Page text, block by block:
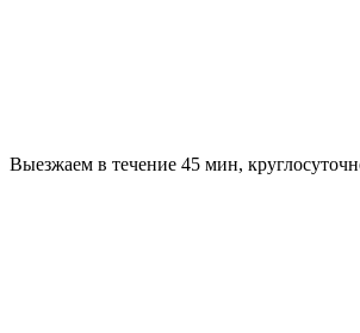
Выезжаем в течение 45 мин,